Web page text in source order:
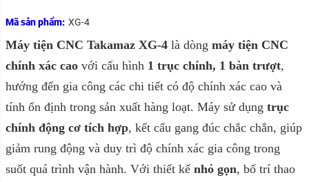
Mã sản phẩm: XG-4
Máy tiện CNC Takamaz XG-4 là dòng máy tiện CNC
chính xác cao với cấu hình 1 trục chính, 1 bàn trượt,
hướng đến gia công các chi tiết có độ chính xác cao và
tính ổn định trong sản xuất hàng loạt. Máy sử dụng trục
chính động cơ tích hợp, kết cấu gang đúc chắc chắn, giúp
giảm rung động và duy trì độ chính xác gia công trong
suốt quá trình vận hành. Với thiết kế nhỏ gọn, bố trí thao